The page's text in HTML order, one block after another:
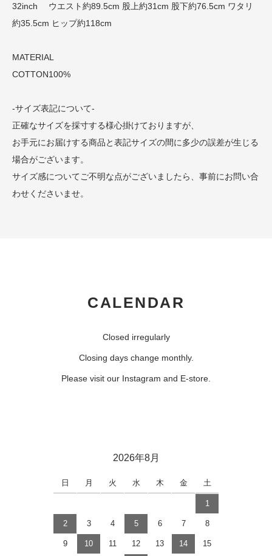
32inch ウエスト約89.5cm 股上約31cm 股下約76.5cm ワタリ
約35.5cm ヒップ約118cm
MATERIAL
COTTON100%
-サイズ表記について-
正確なサイズを採寸する様心掛けておりますが、
お手元にお届けする商品と表記サイズの間に多少の誤差が生じる
場合がございます。
サイズ感についてご不明な点がございましたら、事前にお問い合
わせくださいませ。
CALENDAR
Closed irregularly
Closing days change monthly.
Please visit our Instagram and E-store.
2026年8月
日 月 火 水 木 金 土
1
2 3 4 5 6 7 8
9 10 11 12 13 14 15